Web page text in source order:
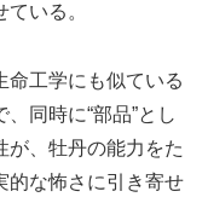
いる。
命工学にも似ている
同時に“部品”とし
が、牡丹の能力をた
的な怖さに引き寄せ